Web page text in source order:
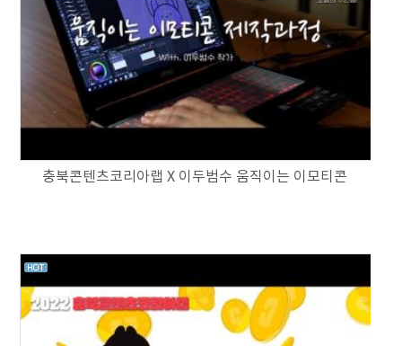
충북콘텐츠코리아랩 X 이두범수 움직이는 이모티콘